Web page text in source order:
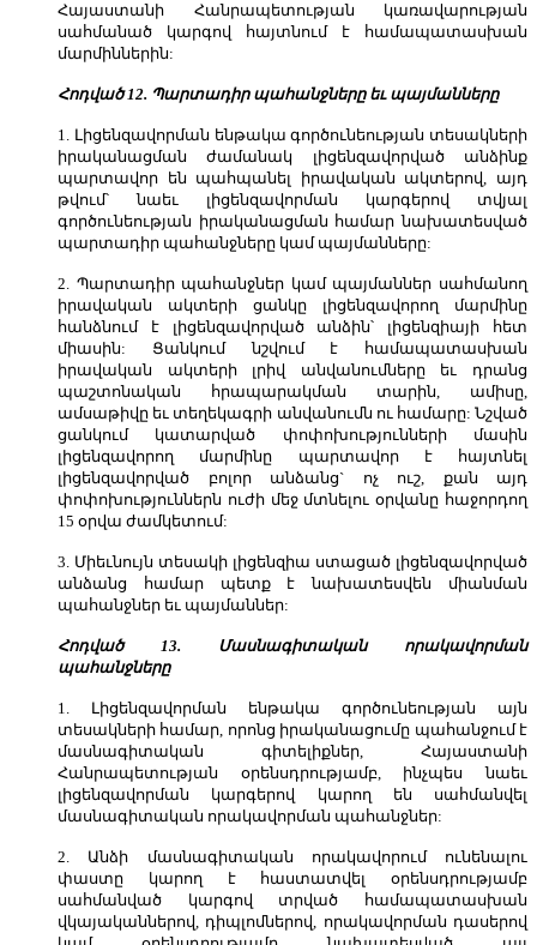
Հայաստանի Հանրապետության կառավարության
սահմանած կարգով հայտնում է համապատասխան
մարմիններին:
Հոդված 12. Պարտադիր պահանջները եւ պայմանները
1. Լիցենզավորման ենթակա գործունեության տեսակների
իրականացման ժամանակ լիցենզավորված անձինք
պարտավոր են պահպանել իրավական ակտերով, այդ
թվում՝ նաեւ լիցենզավորման կարգերով տվյալ
գործունեության իրականացման համար նախատեսված
պարտադիր պահանջները կամ պայմանները:
2. Պարտադիր պահանջներ կամ պայմաններ սահմանող
իրավական ակտերի ցանկը լիցենզավորող մարմինը
հանձնում է լիցենզավորված անձին՝ լիցենզիայի հետ
միասին: Ցանկում նշվում է համապատասխան
իրավական ակտերի լրիվ անվանումները եւ դրանց
պաշտոնական հրապարակման տարին, ամիսը,
ամսաթիվը եւ տեղեկագրի անվանումն ու համարը: Նշված
ցանկում կատարված փոփոխությունների մասին
լիցենզավորող մարմինը պարտավոր է հայտնել
լիցենզավորված բոլոր անձանց` ոչ ուշ, քան այդ
փոփոխություններն ուժի մեջ մտնելու օրվանը հաջորդող
15 օրվա ժամկետում:
3. Միեւնույն տեսակի լիցենզիա ստացած լիցենզավորված
անձանց համար պետք է նախատեսվեն միանման
պահանջներ եւ պայմաններ:
Հոդված 13. Մասնագիտական որակավորման
պահանջները
1. Լիցենզավորման ենթակա գործունեության այն
տեսակների համար, որոնց իրականացումը պահանջում է
մասնագիտական գիտելիքներ, Հայաստանի
Հանրապետության օրենսդրությամբ, ինչպես նաեւ
լիցենզավորման կարգերով կարող են սահմանվել
մասնագիտական որակավորման պահանջներ:
2. Անձի մասնագիտական որակավորում ունենալու
փաստը կարող է հաստատվել օրենսդրությամբ
սահմանված կարգով տրված համապատասխան
վկայականներով, դիպլոմներով, որակավորման դասերով